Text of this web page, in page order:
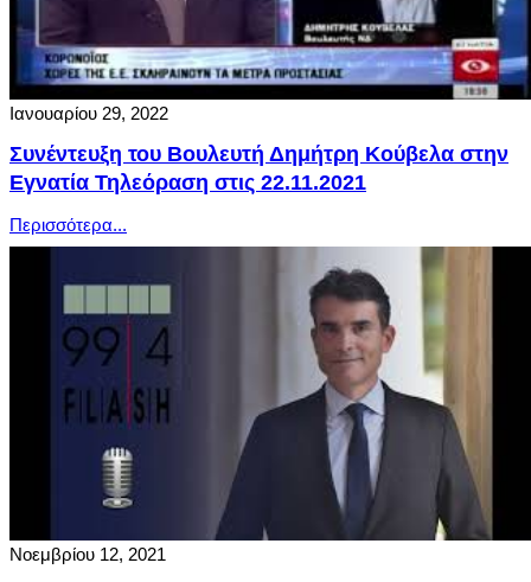
Ιανουαρίου 29, 2022
Συνέντευξη του Βουλευτή Δημήτρη Κούβελα στην
Εγνατία Τηλεόραση στις 22.11.2021
Περισσότερα...
Νοεμβρίου 12, 2021